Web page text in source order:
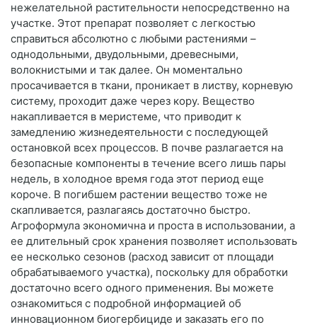
нежелательной растительности непосредственно на
участке. Этот препарат позволяет с легкостью
справиться абсолютно с любыми растениями –
однодольными, двудольными, древесными,
волокнистыми и так далее. Он моментально
просачивается в ткани, проникает в листву, корневую
систему, проходит даже через кору. Вещество
накапливается в меристеме, что приводит к
замедлению жизнедеятельности с последующей
остановкой всех процессов. В почве разлагается на
безопасные компоненты в течение всего лишь пары
недель, в холодное время года этот период еще
короче. В погибшем растении вещество тоже не
скапливается, разлагаясь достаточно быстро.
Агроформула экономична и проста в использовании, а
ее длительный срок хранения позволяет использовать
ее несколько сезонов (расход зависит от площади
обрабатываемого участка), поскольку для обработки
достаточно всего одного применения. Вы можете
ознакомиться с подробной информацией об
инновационном биогербициде и заказать его по